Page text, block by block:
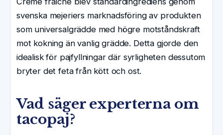
svenska mejeriers marknadsföring av produkten
som universalgrädde med högre motståndskraft
mot kokning än vanlig grädde. Detta gjorde den
idealisk för pajfyllningar där syrligheten dessutom
bryter det feta från kött och ost.
Vad säger experterna om
tacopaj?